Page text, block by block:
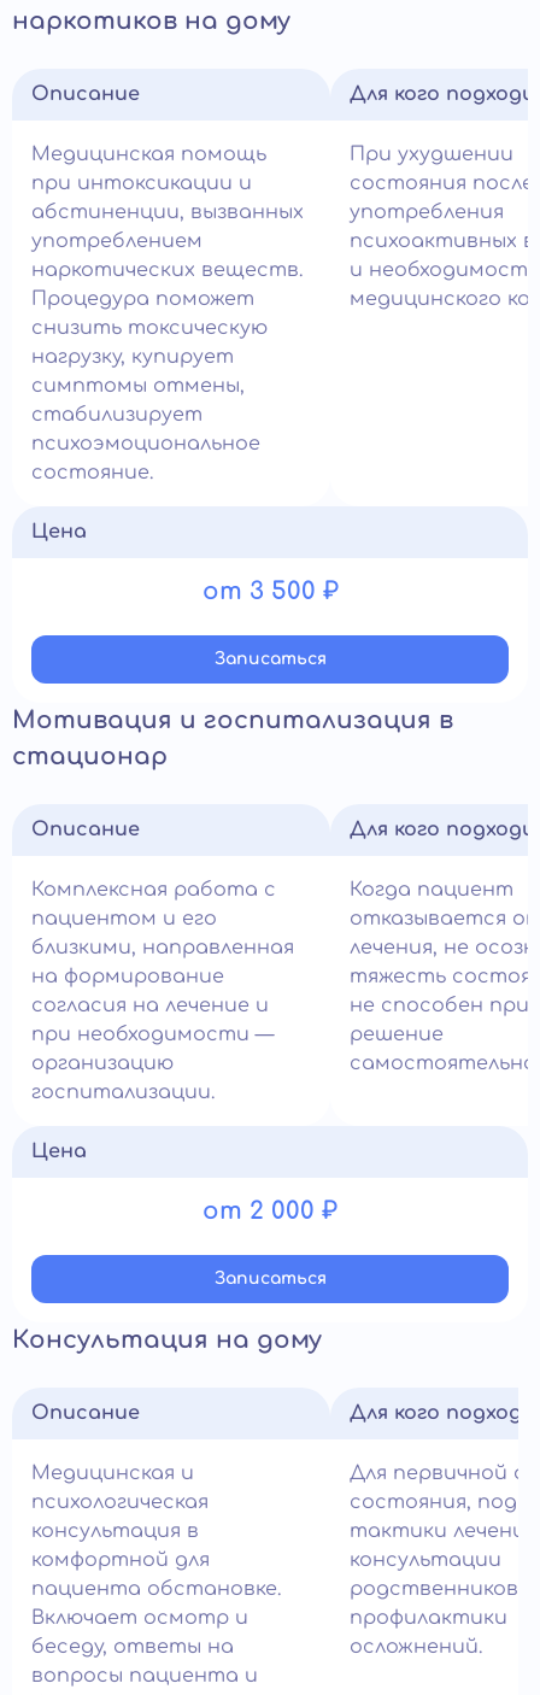
наркотиков на дому
Описание
Медицинская помощь
при интоксикации и
абстиненции, вызванных
употреблением
наркотических веществ.
Процедура поможет
снизить токсическую
нагрузку, купирует
симптомы отмены,
стабилизирует
психоэмоциональное
состояние.
Для кого
При ухудшении
состояния после
употребления
психоактивных
и необходимости
медицинского
Цена
от 3 500 ₽
Записатьcя
Мотивация и госпитализация в
стационар
Описание
Комплексная работа с
пациентом и его
близкими, направленная
на формирование
согласия на лечение и
при необходимости —
организацию
госпитализации.
Для кого
Когда пациент
отказывается
лечения, не
тяжесть
не способен
решение
самостоятельно.
Цена
от 2 000 ₽
Записатьcя
Консультация на дому
Описание
Медицинская и
психологическая
консультация в
комфортной для
пациента обстановке.
Включает осмотр и
беседу, ответы на
вопросы пациента и
Для кого
Для первичной
состояния,
тактики лечения,
консультации
родственников и
профилактики
осложнений.